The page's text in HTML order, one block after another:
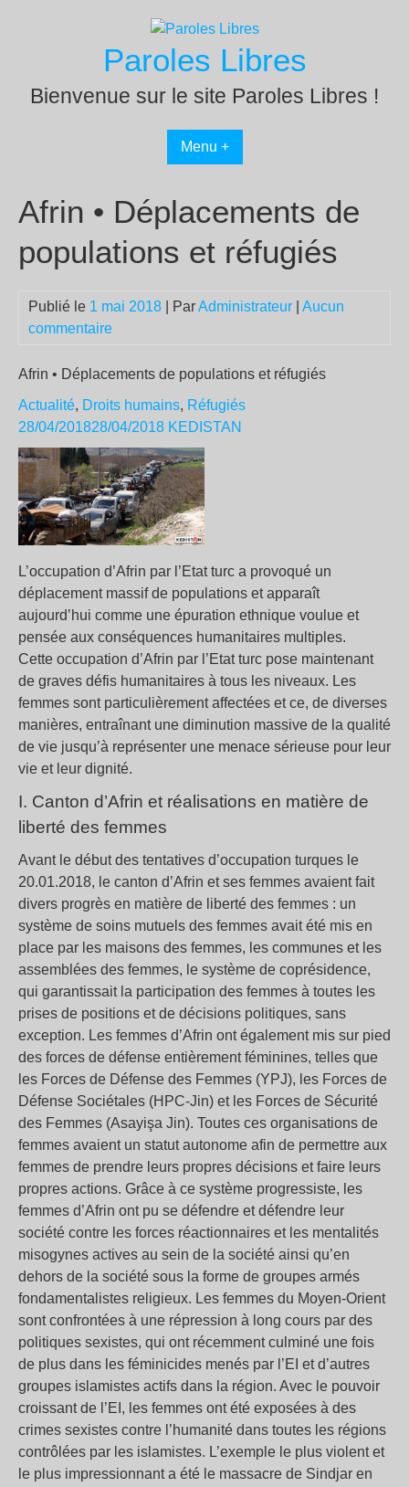
Paroles Libres
Bienvenue sur le site Paroles Libres !
Menu +
Afrin • Déplacements de
populations et réfugiés
Publié le 1 mai 2018 | ParAdministrateur
Aucun
commentaire
Afrin • Déplacements de populations et réfugiés
Actualité, Droits humains, Réfugiés
28/04/201828/04/2018 KEDISTAN
L’occupation d’Afrin par l’Etat turc a provoqué un
déplacement massif de populations et apparaît
aujourd’hui comme une épuration ethnique voulue et
pensée aux conséquences humanitaires multiples.
Cette occupation d’Afrin par l’Etat turc pose maintenant
de graves défis humanitaires à tous les niveaux. Les
femmes sont particulièrement affectées et ce, de diverses
manières, entraînant une diminution massive de la qualité
de vie jusqu’à représenter une menace sérieuse pour leur
vie et leur dignité.
I. Canton d’Afrin et réalisations en matière de
liberté des femmes
Avant le début des tentatives d’occupation turques le
20.01.2018, le canton d’Afrin et ses femmes avaient fait
divers progrès en matière de liberté des femmes : un
système de soins mutuels des femmes avait été mis en
place par les maisons des femmes, les communes et les
assemblées des femmes, le système de coprésidence,
qui garantissait la participation des femmes à toutes les
prises de positions et de décisions politiques, sans
exception. Les femmes d’Afrin ont également mis sur pied
des forces de défense entièrement féminines, telles que
les Forces de Défense des Femmes (YPJ), les Forces de
Défense Sociétales (HPC-Jin) et les Forces de Sécurité
des Femmes (Asayişa Jin). Toutes ces organisations de
femmes avaient un statut autonome afin de permettre aux
femmes de prendre leurs propres décisions et faire leurs
propres actions. Grâce à ce système progressiste, les
femmes d’Afrin ont pu se défendre et défendre leur
société contre les forces réactionnaires et les mentalités
misogynes actives au sein de la société ainsi qu’en
dehors de la société sous la forme de groupes armés
fondamentalistes religieux. Les femmes du Moyen-Orient
sont confrontées à une répression à long cours par des
politiques sexistes, qui ont récemment culminé une fois
de plus dans les féminicides menés par l’EI et d’autres
groupes islamistes actifs dans la région. Avec le pouvoir
croissant de l’EI, les femmes ont été exposées à des
crimes sexistes contre l’humanité dans toutes les régions
contrôlées par les islamistes. L’exemple le plus violent et
le plus impressionnant a été le massacre de Sindjar en